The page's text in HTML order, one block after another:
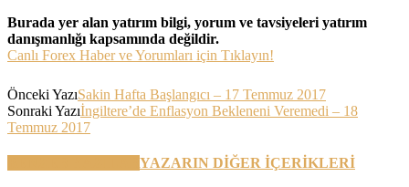
Burada yer alan yatırım bilgi, yorum ve tavsiyeleri yatırım
danışmanlığı kapsamında değildir.
Canlı Forex Haber ve Yorumları için Tıklayın!
Önceki YazıSakin Hafta Başlangıcı – 17 Temmuz 2017
Sonraki Yazıİngiltere’de Enflasyon Bekleneni Veremedi – 18
Temmuz 2017
YAZARIN DİĞER İÇERİKLERİ